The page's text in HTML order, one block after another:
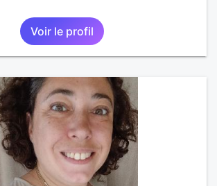
Voir le profil